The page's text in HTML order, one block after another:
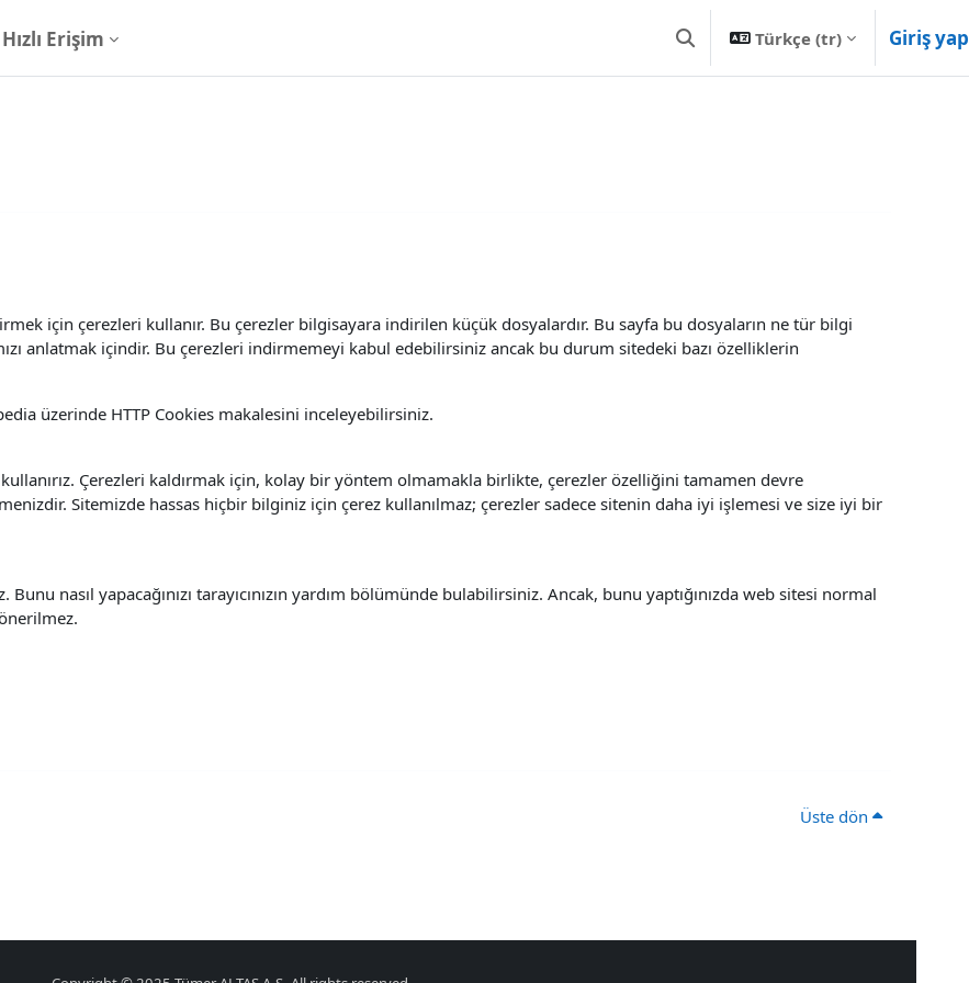
Hızlı Erişim Arama girişini değiştir
Türkçe ‎(tr)‎ Giriş yap
için çerezleri kullanır. Bu çerezler bilgisayara indirilen küçük dosyalardır. Bu sayfa bu dosyaların ne tür bilgi
anlatmak içindir. Bu çerezleri indirmemeyi kabul edebilirsiniz ancak bu durum sitedeki bazı özelliklerin
üzerinde HTTP Cookies makalesini inceleyebilirsiniz.
Çerezleri kaldırmak için, kolay bir yöntem olmamakla birlikte, çerezler özelliğini tamamen devre
Sitemizde hassas hiçbir bilginiz için çerez kullanılmaz; çerezler sadece sitenin daha iyi işlemesi ve size iyi bir
Bunu nasıl yapacağınızı tarayıcınızın yardım bölümünde bulabilirsiniz. Ancak, bunu yaptığınızda web sitesi normal
Üste dön